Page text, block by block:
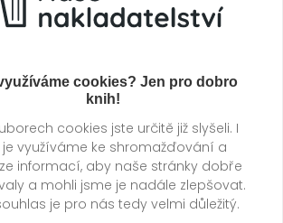
cookies? Jen pro dobro
knih!
cookies jste určitě již slyšeli. I
využíváme ke shromažďování a
informací, aby naše stránky dobře
a mohli jsme je nadále zlepšovat.
je pro nás tedy velmi důležitý.
knihovně venkovského sídla
zakopne o zkrvavené tělo
přesně tohle udělá.
Beatrice Hyde-Clareová
1. díl z 3
2.Skandální podvod
3.Hanebná zrada
Kategorie >
Detektivky, thrillery a true
‣ Detektivky